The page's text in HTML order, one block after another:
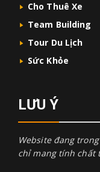
Cho Thuê Xe
Team Building
Tour Du Lịch
Sức Khỏe
LƯU Ý
Website đang
chỉ mang tính chất